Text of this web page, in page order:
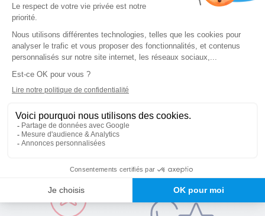
Testez votre éligibilité
Pourquoi choisir